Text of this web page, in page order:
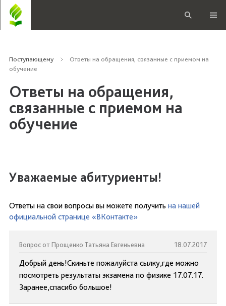
Поступающему
Ответы на обращения, связанные с приемом на
обучение
Ответы на обращения,
связанные с приемом на
обучение
Уважаемые абитуриенты!
Ответы на свои вопросы вы можете получить на нашей
официальной странице «ВКонтакте»
Вопрос от Прощенко Татьяна Евгеньевна 18.07.2017
Добрый день!Скиньте пожалуйста сылку,где можно
посмотреть результаты экзамена по физике 17.07.17.
Заранее,спасибо большое!